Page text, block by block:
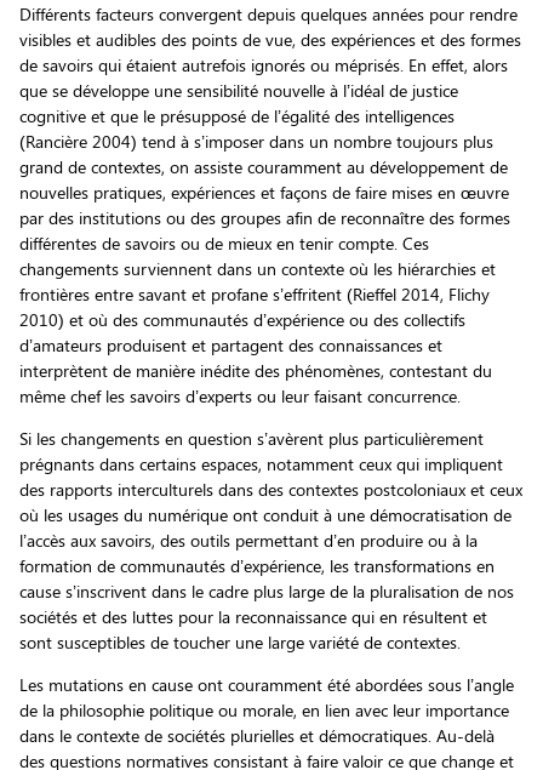
Différents facteurs convergent depuis quelques années pour rendre
visibles et audibles des points de vue, des expériences et des formes
de savoirs qui étaient autrefois ignorés ou méprisés. En effet, alors
que se développe une sensibilité nouvelle à l’idéal de justice
cognitive et que le présupposé de l’égalité des intelligences
(Rancière 2004) tend à s’imposer dans un nombre toujours plus
grand de contextes, on assiste couramment au développement de
nouvelles pratiques, expériences et façons de faire mises en œuvre
par des institutions ou des groupes afin de reconnaître des formes
différentes de savoirs ou de mieux en tenir compte. Ces
changements surviennent dans un contexte où les hiérarchies et
frontières entre savant et profane s’effritent (Rieffel 2014, Flichy
2010) et où des communautés d’expérience ou des collectifs
d’amateurs produisent et partagent des connaissances et
interprètent de manière inédite des phénomènes, contestant du
même chef les savoirs d’experts ou leur faisant concurrence.
Si les changements en question s’avèrent plus particulièrement
prégnants dans certains espaces, notamment ceux qui impliquent
des rapports interculturels dans des contextes postcoloniaux et ceux
où les usages du numérique ont conduit à une démocratisation de
l’accès aux savoirs, des outils permettant d’en produire ou à la
formation de communautés d’expérience, les transformations en
cause s’inscrivent dans le cadre plus large de la pluralisation de nos
sociétés et des luttes pour la reconnaissance qui en résultent et
sont susceptibles de toucher une large variété de contextes.
Les mutations en cause ont couramment été abordées sous l’angle
de la philosophie politique ou morale, en lien avec leur importance
dans le contexte de sociétés plurielles et démocratiques. Au-delà
des questions normatives consistant à faire valoir ce que change et